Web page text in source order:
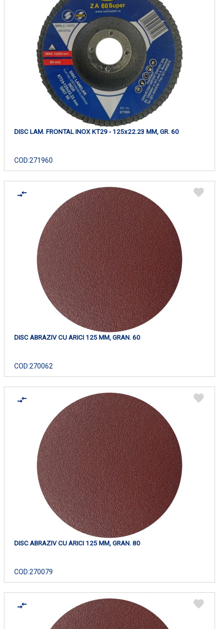
DISC LAM. FRONTAL INOX KT29 - 125x22.23 MM, GR. 60
COD:271960
DISC ABRAZIV CU ARICI 125 MM, GRAN. 60
COD:270062
DISC ABRAZIV CU ARICI 125 MM, GRAN. 80
COD:270079